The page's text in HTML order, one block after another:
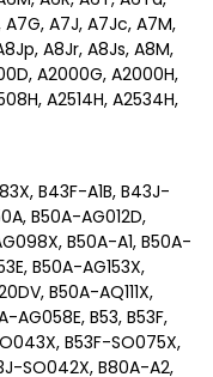
A7J, A7Jc, A7M,
A8Jr, A8Js, A8M,
A2000G, A2000H,
A2514H, A2534H,
B43F-A1B, B43J-
B50A-AG012D,
B50A-A1, B50A-
B50A-AG153X,
B50A-AQ111X,
AG058E, B53, B53F,
B53F-SO075X,
SO042X, B80A-A2,